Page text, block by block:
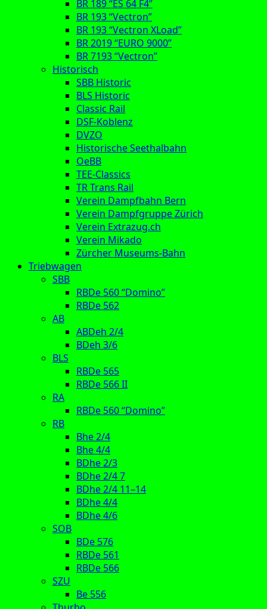
BR 189 “ES 64 F4”
BR 193 “Vectron”
BR 193 “Vectron XLoad”
BR 2019 “EURO 9000”
BR 7193 “Vectron”
Historisch
SBB Historic
BLS Historic
Classic Rail
DSF-Koblenz
DVZO
Historische Seethalbahn
OeBB
TEE-Classics
TR Trans Rail
Verein Dampfbahn Bern
Verein Dampfgruppe Zürich
Verein Extrazug.ch
Verein Mikado
Zürcher Museums-Bahn
Triebwagen
SBB
RBDe 560 “Domino”
RBDe 562
AB
ABDeh 2/4
BDeh 3/6
BLS
RBDe 565
RBDe 566 II
RA
RBDe 560 “Domino”
RB
Bhe 2/4
Bhe 4/4
BDhe 2/3
BDhe 2/4 7
BDhe 2/4 11–14
BDhe 4/4
BDhe 4/6
SOB
BDe 576
RBDe 561
RBDe 566
SZU
Be 556